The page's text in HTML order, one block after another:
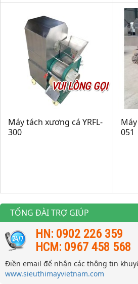
VUI LÒNG GỌI
Máy tách xương cá YRFL-
300
051
TỔNG ĐÀI TRỢ GIÚP
HN: 0902 226 359
HCM: 0967 458 568
Điền email để nhận các thông tin
www.sieuthimayvietnam.com